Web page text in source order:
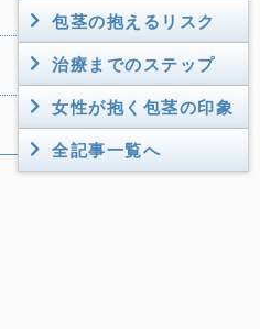
包茎の抱えるリスク
治療までのステップ
女性が抱く包茎の印象
全記事一覧へ